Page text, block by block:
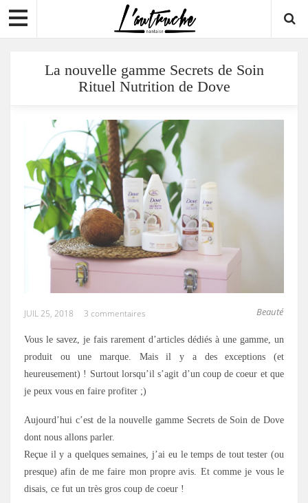
La nouvelle gamme Secrets de Soin
Rituel Nutrition de Dove
Beauté
JUIL 25, 2018 3 commentaires
Vous le savez, je fais rarement d’articles dédiés à une gamme, un
produit ou une marque. Mais il y a des exceptions (et
heureusement) ! Surtout lorsqu’il s’agit d’un coup de coeur et que
je peux vous en faire profiter ;)
Aujourd’hui c’est de la nouvelle gamme Secrets de Soin de Dove
dont nous allons parler.
Reçue il y a quelques semaines, j’ai eu le temps de tout tester (ou
presque) afin de me faire mon propre avis. Et comme je vous le
disais, ce fut un très gros coup de coeur !